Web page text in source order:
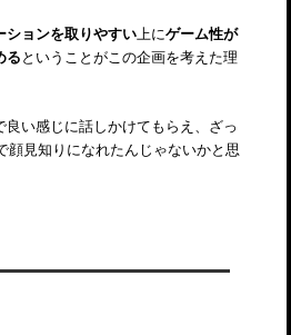
ションを取りやすい上にゲーム性が
るということがこの企画を考えた理
い感じに話しかけてもらえ、ざっ
顔見知りになれたんじゃないかと思